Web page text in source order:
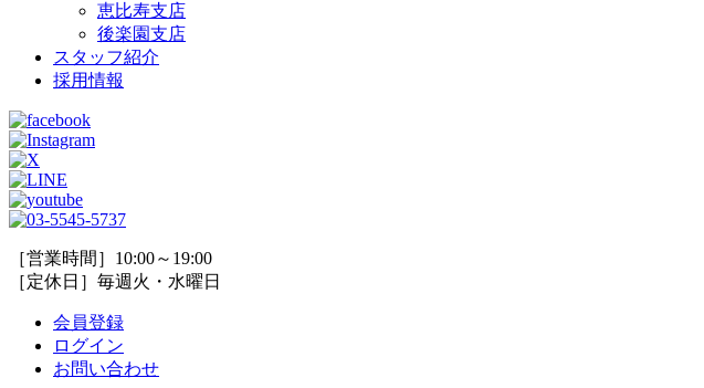
恵比寿支店
後楽園支店
スタッフ紹介
採用情報
［営業時間］10:00～19:00
［定休日］毎週火・水曜日
会員登録
ログイン
お問い合わせ